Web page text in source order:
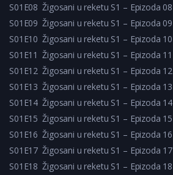
S01E08 Žigosani u reketu S1 – Epizoda 08
S01E09 Žigosani u reketu S1 – Epizoda 09
S01E10 Žigosani u reketu S1 – Epizoda 10
S01E11 Žigosani u reketu S1 – Epizoda 11
S01E12 Žigosani u reketu S1 – Epizoda 12
S01E13 Žigosani u reketu S1 – Epizoda 13
S01E14 Žigosani u reketu S1 – Epizoda 14
S01E15 Žigosani u reketu S1 – Epizoda 15
S01E16 Žigosani u reketu S1 – Epizoda 16
S01E17 Žigosani u reketu S1 – Epizoda 17
S01E18 Žigosani u reketu S1 – Epizoda 18